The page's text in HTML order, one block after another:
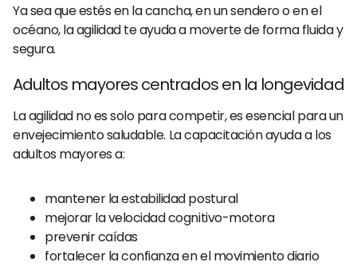
Ya sea que estés en la cancha, en un sendero o en el
océano, la agilidad te ayuda a moverte de forma fluida y
segura.
Adultos mayores centrados en la longevidad
La agilidad no es solo para competir, es esencial para un
envejecimiento saludable. La capacitación ayuda a los
adultos mayores a:
mantener la estabilidad postural
mejorar la velocidad cognitivo-motora
prevenir caídas
fortalecer la confianza en el movimiento diario